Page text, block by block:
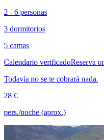
2 - 6 personas
3 dormitorios
5 camas
Calendario verificadoReserva
Todavía no se te cobrará nada.
28 €
pers./noche (aprox.)